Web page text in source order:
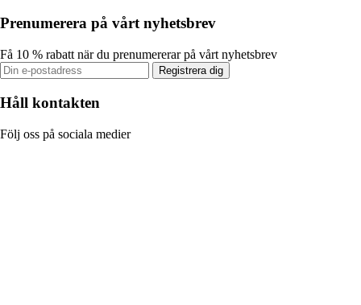
Prenumerera på vårt nyhetsbrev
Få 10 % rabatt när du prenumererar på vårt nyhetsbrev
Registrera dig
Håll kontakten
Följ oss på sociala medier